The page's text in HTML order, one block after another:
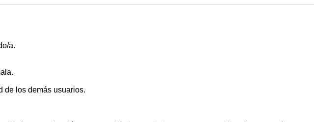
a.
de los demás usuarios.